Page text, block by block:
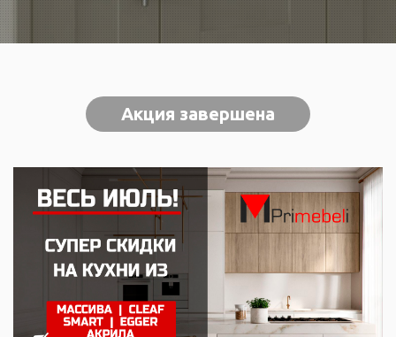
Акция завершена